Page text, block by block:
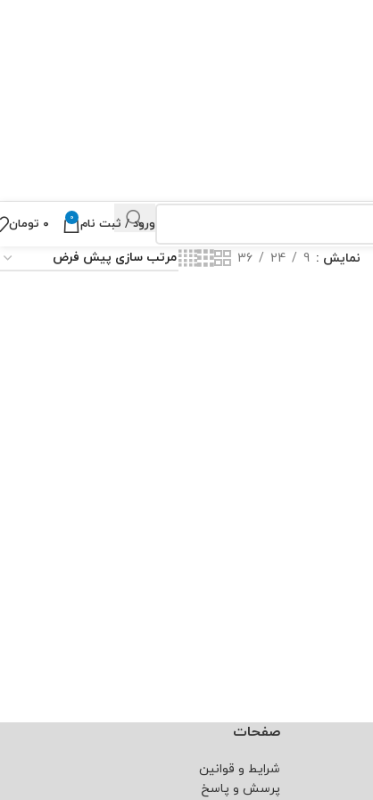
ورود / ثبت نام 0 ۰ تومان
نمایش 9
24
36
صفحات
شرایط و قوانین
پرسش و پاسخ